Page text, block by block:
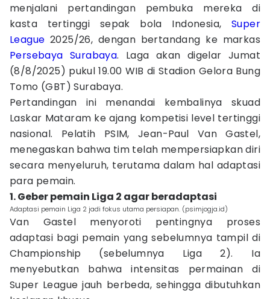
menjalani pertandingan pembuka mereka di
kasta tertinggi sepak bola Indonesia, Super
League 2025/26, dengan bertandang ke markas
Persebaya Surabaya. Laga akan digelar Jumat
(8/8/2025) pukul 19.00 WIB di Stadion Gelora Bung
Tomo (GBT) Surabaya.
Pertandingan ini menandai kembalinya skuad
Laskar Mataram ke ajang kompetisi level tertinggi
nasional. Pelatih PSIM, Jean-Paul Van Gastel,
menegaskan bahwa tim telah mempersiapkan diri
secara menyeluruh, terutama dalam hal adaptasi
para pemain.
1. Geber pemain Liga 2 agar beradaptasi
Adaptasi pemain Liga 2 jadi fokus utama persiapan. (psimjogja.id)
Van Gastel menyoroti pentingnya proses
adaptasi bagi pemain yang sebelumnya tampil di
Championship
(sebelumnya Liga 2). Ia
menyebutkan bahwa intensitas permainan di
Super League jauh berbeda, sehingga dibutuhkan